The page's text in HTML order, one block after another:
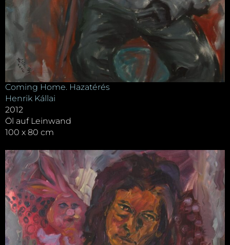
Coming Home. Hazatérés
Henrik Kállai
2012
Öl auf Leinwand
100 x 80 cm